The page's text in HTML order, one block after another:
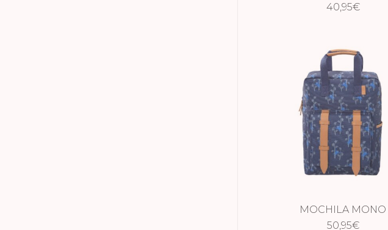
ROSA
40,95€
MOCHILA MONO
50,95€